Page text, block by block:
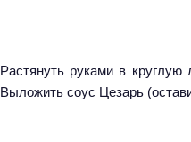
Растянуть руками в
Выложить соус Цезарь